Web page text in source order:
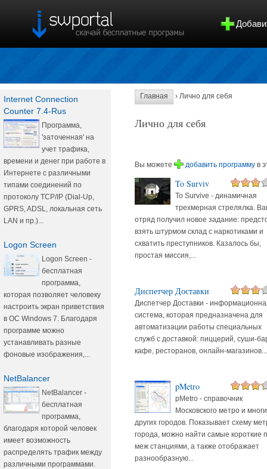
Internet Connection
Counter 7.4-Rus
Программа,
'заточенная' на
учет трафика,
времени и денег при работе в
Интернете с различными
типами соединений по
протоколу TCP/IP (Dial-Up,
GPRS, ADSL, локальная сеть
LAN и пр.)...
Logon Screen
Logon Screen -
бесплатная
программа,
которая позволяет человеку
настроить экран приветствия
в ОС Windows 7. Благодаря
программе можно
устанавливать разные
фоновые изображения,...
NetBalancer
NetBalancer -
бесплатная
программа,
благодаря которой человек
имеет возможность
распределять трафик между
различными программами.
Главная › Лично для себя
Лично для себя
Вы можете добавить программу в
To Surviv
To Survive - динамичная
трехмерная стрелялка.
отряд получил новое задание:
взять штурмом склад с наркотиками и
схватить преступников. Казалось бы,
простая миссия,...
Диспетчер Доставки
Диспетчер Доставки -
система, которая предназначена для
автоматизации работы специальных
служб с доставкой: пиццерий, суши-
кафе, ресторанов, онлайн-магазинов...
pMetro
pMetro - справочник
Московского метро и
других городов. Показывает схему
города, можно найти самые короткие
меж станциями, а также отображает
разнообразную...